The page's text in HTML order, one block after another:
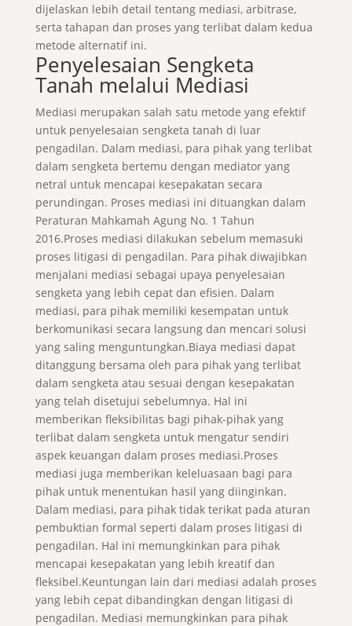
dijelaskan lebih detail tentang mediasi, arbitrase,
serta tahapan dan proses yang terlibat dalam kedua
metode alternatif ini.
Penyelesaian Sengketa
Tanah melalui Mediasi
Mediasi merupakan salah satu metode yang efektif
untuk penyelesaian sengketa tanah di luar
pengadilan. Dalam mediasi, para pihak yang terlibat
dalam sengketa bertemu dengan mediator yang
netral untuk mencapai kesepakatan secara
perundingan. Proses mediasi ini dituangkan dalam
Peraturan Mahkamah Agung No. 1 Tahun
2016.Proses mediasi dilakukan sebelum memasuki
proses litigasi di pengadilan. Para pihak diwajibkan
menjalani mediasi sebagai upaya penyelesaian
sengketa yang lebih cepat dan efisien. Dalam
mediasi, para pihak memiliki kesempatan untuk
berkomunikasi secara langsung dan mencari solusi
yang saling menguntungkan.Biaya mediasi dapat
ditanggung bersama oleh para pihak yang terlibat
dalam sengketa atau sesuai dengan kesepakatan
yang telah disetujui sebelumnya. Hal ini
memberikan fleksibilitas bagi pihak-pihak yang
terlibat dalam sengketa untuk mengatur sendiri
aspek keuangan dalam proses mediasi.Proses
mediasi juga memberikan keleluasaan bagi para
pihak untuk menentukan hasil yang diinginkan.
Dalam mediasi, para pihak tidak terikat pada aturan
pembuktian formal seperti dalam proses litigasi di
pengadilan. Hal ini memungkinkan para pihak
mencapai kesepakatan yang lebih kreatif dan
fleksibel.Keuntungan lain dari mediasi adalah proses
yang lebih cepat dibandingkan dengan litigasi di
pengadilan. Mediasi memungkinkan para pihak